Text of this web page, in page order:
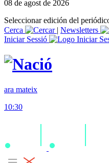
08 de agost de 2026
Seleccionar edición del
Cerca
| Newsletters
Iniciar Sessió
ara mateix
10:30